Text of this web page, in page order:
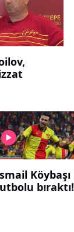
Köybaşı
bıraktı!